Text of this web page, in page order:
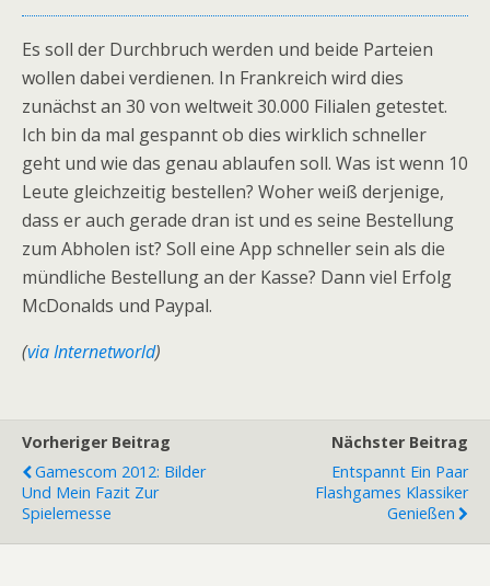
Es soll der Durchbruch werden und beide Parteien
wollen dabei verdienen. In Frankreich wird dies
zunächst an 30 von weltweit 30.000 Filialen getestet.
Ich bin da mal gespannt ob dies wirklich schneller
geht und wie das genau ablaufen soll. Was ist wenn 10
Leute gleichzeitig bestellen? Woher weiß derjenige,
dass er auch gerade dran ist und es seine Bestellung
zum Abholen ist? Soll eine App schneller sein als die
mündliche Bestellung an der Kasse? Dann viel Erfolg
McDonalds und Paypal.
(via Internetworld)
Vorheriger Beitrag
Gamescom 2012: Bilder
Und Mein Fazit Zur
Spielemesse
Nächster Beitrag
Entspannt Ein Paar
Flashgames Klassiker
Genießen